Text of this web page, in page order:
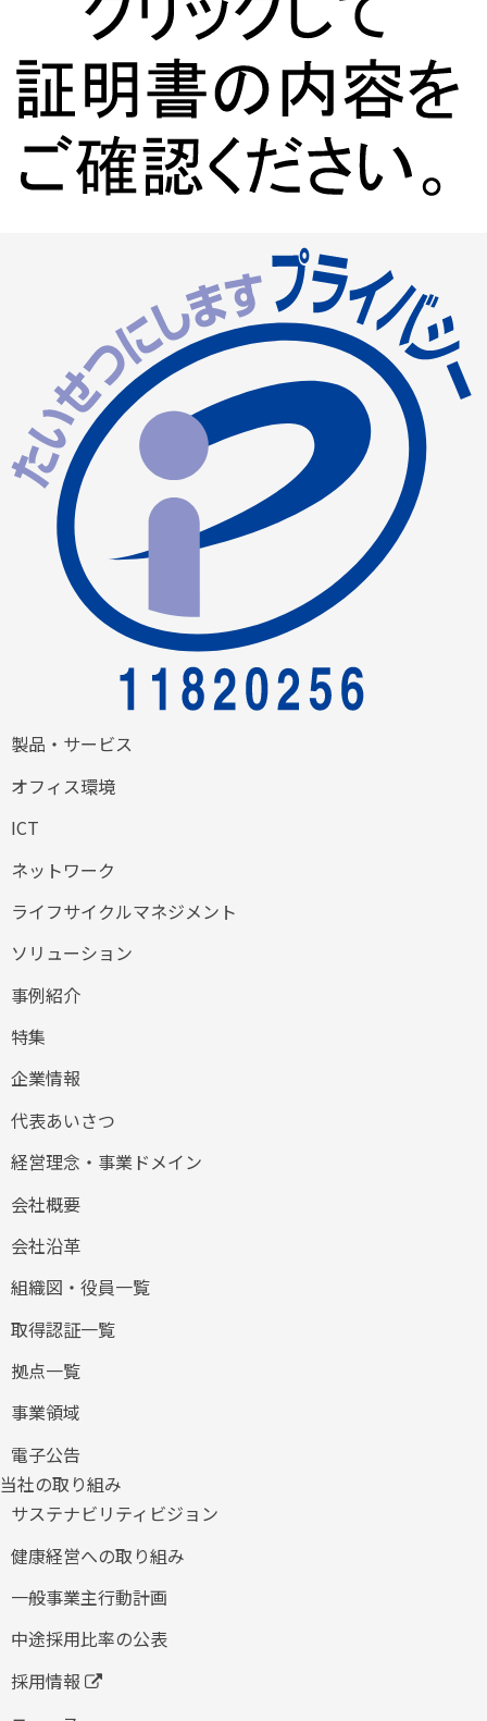
製品・サービス
オフィス環境
ICT
ネットワーク
ライフサイクルマネジメント
ソリューション
事例紹介
特集
企業情報
代表あいさつ
経営理念・事業ドメイン
会社概要
会社沿革
組織図・役員一覧
取得認証一覧
拠点一覧
事業領域
電子公告
当社の取り組み
サステナビリティビジョン
健康経営への取り組み
​一般事業主行動計画
中途採用比率の公表
採用情報